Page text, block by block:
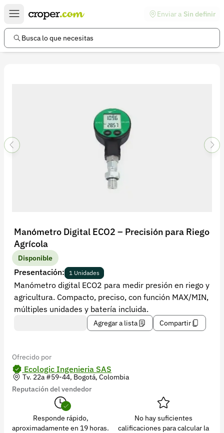
Enviar a Sin definir
Busca lo que necesitas
Manómetro Digital ECO2 – Precisión para Riego
Agrícola
Disponible
Presentación: 1 Unidades
Manómetro digital ECO2 para medir presión en riego y
agricultura. Compacto, preciso, con función MAX/MIN,
múltiples unidades y batería incluida.
Agregar a lista Compartir
Ofrecido por
Ecologic Ingenieria SAS
Tv. 22a #59-44, Bogotá, Colombia
Reputación del vendedor
Responde rápido,
aproximadamente en 19 horas.
No hay suficientes
calificaciones para calcular la
Enlaces de interés
Preguntas frecuentes
Política de privacidad
Recuperar contraseña
Contacto
Soporte
+57 323 2931928
contacto@croper.com
© 2026 Croper.com Todos los derechos reservados
Síguenos